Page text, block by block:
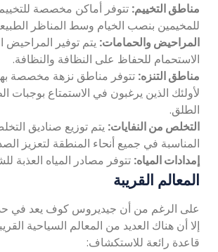
مناطق التخييم: تتوفر أماكن مخصصة
للمخيمين بنصب الخيام وسط المناظر
المراحيض والحمامات: يتم توفير المراحيض
الاستحمام للحفاظ على النظافة والنظافة.
مناطق التنزه: تتوفر مناطق نزهة مخصصة
لأولئك الذين يرغبون في الاستمتاع بوجبات
الطلق.
التخلص من النفايات: يتم توزيع صناديق
المناسبة في جميع أنحاء المنطقة لتعزيز
إمدادات المياه: تتوفر مصادر المياه العذبة
المعالم القريبة
على الرغم من أن جيديروس كوف يعد في حد
إلا أن هناك العديد من المعالم السياحية
قاعدة رائعة للاستكشاف: